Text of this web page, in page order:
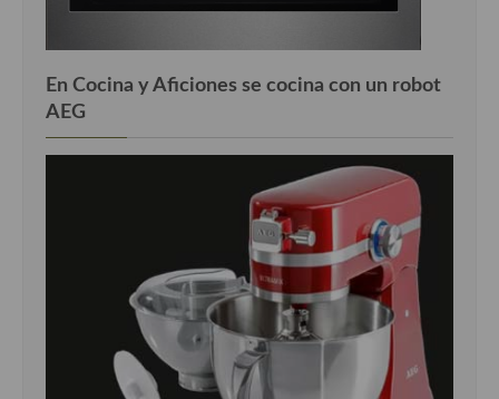
En Cocina y Aficiones se cocina con un robot
AEG